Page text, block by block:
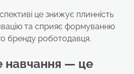
це знижує плинність
та сприяє формуванню
бренду роботодавця.
навчання — це